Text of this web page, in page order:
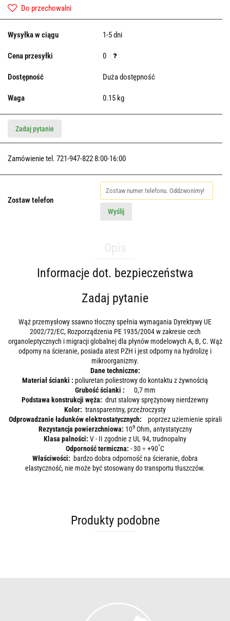
Do przechowalni
Wysyłka w ciągu 1-5 dni
Cena przesyłki 0
Dostępność Duża dostępność
Waga 0.15 kg
Zadaj pytanie
Zamówienie tel. 721-947-822 8:00-16:00
Zostaw telefon
Wyślij
Informacje dot. bezpieczeństwa
Zadaj pytanie
Wąż przemysłowy ssawno tłoczny spełnia wymagania Dyrektywy UE
2002/72/EC, Rozporządzenia PE 1935/2004 w zakresie cech
organoleptycznych i migracji globalnej dla płynów modelowych A, B, C. Wąż
odporny na ścieranie, posiada atest PZH i jest odporny na hydrolizę i
mikroorganizmy.
Dane techniczne:
Materiał ścianki : poliuretan poliestrowy do kontaktu z żywnością
Grubość ścianki :
0,7 mm
Podstawa konstrukcji węża: drut stalowy sprężynowy nierdzewny
Kolor: transparentny, przeźroczysty
Odprowadzanie ładunków elektrostatycznych: poprzez uziemienie spirali
Rezystancja powierzchniowa: 109 Ohm, antystatyczny
Klasa palności: V - II zgodnie z UL 94, trudnopalny
Odporność termiczna: - 30 ÷ +90°C
Właściwości: bardzo dobra odporność na ścieranie, dobra
elastyczność, nie może być stosowany do transportu tłuszczów.
Produkty podobne